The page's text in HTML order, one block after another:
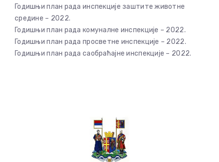
Годишњи план рада инспекције заштите животне
средине – 2022.
Годишњи план рада комуналне инспекције – 2022.
Годишњи план рада просветне инспекције – 2022.
Годишњи план рада саобраћајне инспекције – 2022.